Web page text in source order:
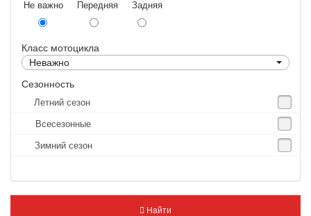
Gummy
IRC
IRC Tyre
Kenda
KINGS TIRE
Kingstone
Не важно Передняя Задняя
Класс мотоцикла
Неважно
Сезонность
Летний сезон
Всесезонные
Зимний сезон
Найти